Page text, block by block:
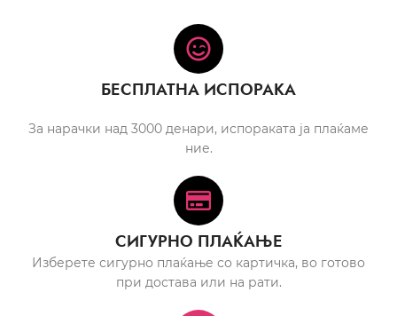
БЕСПЛАТНА ИСПОРАКА
За нарачки над 3000 денари, испораката ја плаќаме
ние.
СИГУРНО ПЛАЌАЊЕ
Изберете сигурно плаќање со картичка, во готово
при достава или на рати.